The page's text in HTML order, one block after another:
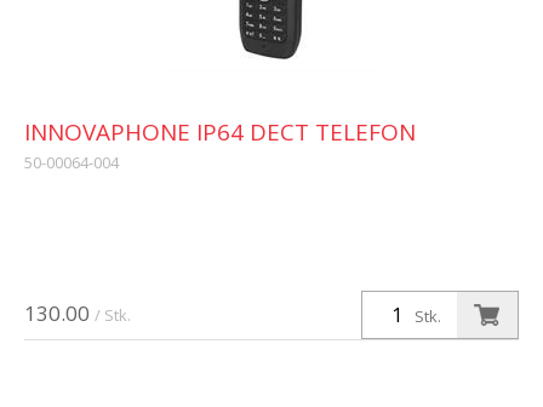
130.00 / Stk. Stk.
INNOVAPHONE IP64 DECT TELEFON
50-00064-004